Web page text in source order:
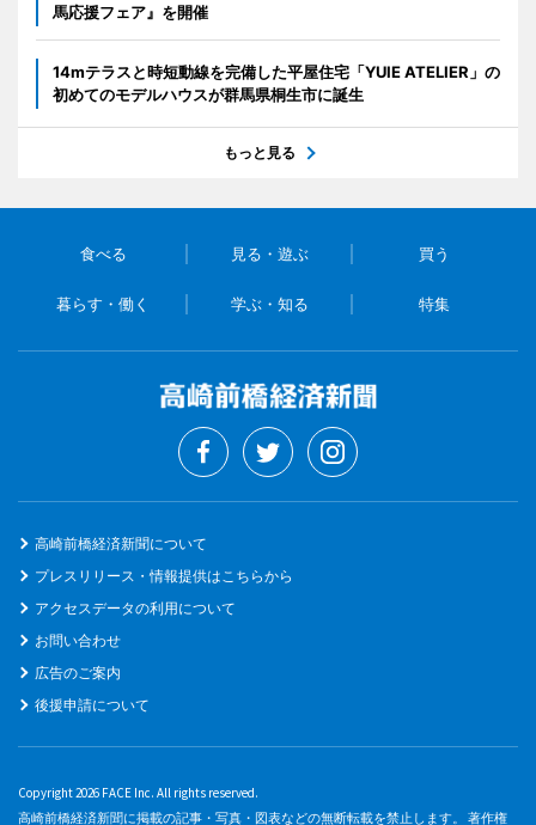
馬応援フェア』を開催
14mテラスと時短動線を完備した平屋住宅「YUIE ATELIER」の
初めてのモデルハウスが群馬県桐生市に誕生
もっと見る
食べる 見る・遊ぶ 買う
暮らす・働く 学ぶ・知る 特集
高崎前橋経済新聞について
プレスリリース・情報提供はこちらから
アクセスデータの利用について
お問い合わせ
広告のご案内
後援申請について
Copyright 2026 FACE Inc. All rights reserved.
高崎前橋経済新聞に掲載の記事・写真・図表などの無断転載を禁止します。 著作権